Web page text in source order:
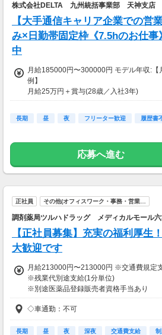
株式会社DELTA 九州統括事業部 天神支店
【大手通信キャリア企業での営
み×日勤帯固定枠《7.5hのお仕事
中
月給185000円〜300000円 モデル年収:【
例】
月給25万円＋賞与(28歳／入社3年)
月給33万円＋賞与(32歳／入社5年)
■賞与/年2回 7月、12月
【支払い方法】
■月末締めの翌月25日払い
【交通費】
通勤手当詳細：月40000円まで支給
長期 昼 夜 フリーター歓迎 履歴書
応募へ進む
正社員 その他(オフィスワーク・事務・営業…
調剤薬局ツルハドラッグ メディカルモール
【正社員募集】充実の福利厚生
大歓迎です
月給213000円〜213000円 ※交通費規定
※残業代別途支給(1分単位)
※別途医薬品登録販売者資格手当あり
(月10000円)
※年収：307万円(見込)
◇車通勤：不可
長期 昼 夜 深夜 交通費支給 制